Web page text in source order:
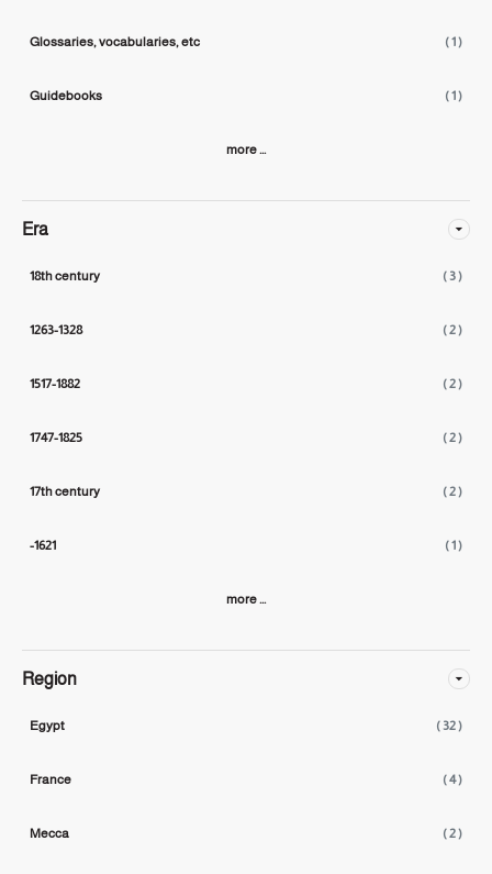
Glossaries, vocabularies, etc ( 1 )
Guidebooks ( 1 )
more ...
Era
18th century ( 3 )
1263-1328 ( 2 )
1517-1882 ( 2 )
1747-1825 ( 2 )
17th century ( 2 )
-1621 ( 1 )
more ...
Region
Egypt ( 32 )
France ( 4 )
Mecca ( 2 )